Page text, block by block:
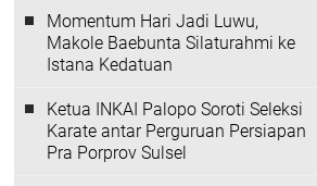
Momentum Hari Jadi Luwu,
Makole Baebunta Silaturahmi ke
Istana Kedatuan
Ketua INKAI Palopo Soroti Seleksi
Karate antar Perguruan Persiapan
Pra Porprov Sulsel